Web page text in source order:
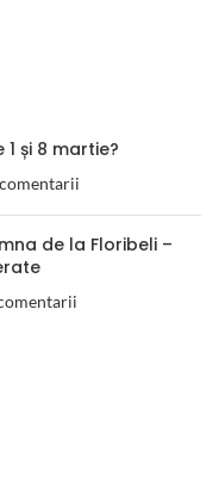
și 8 martie?
de la Floribeli –